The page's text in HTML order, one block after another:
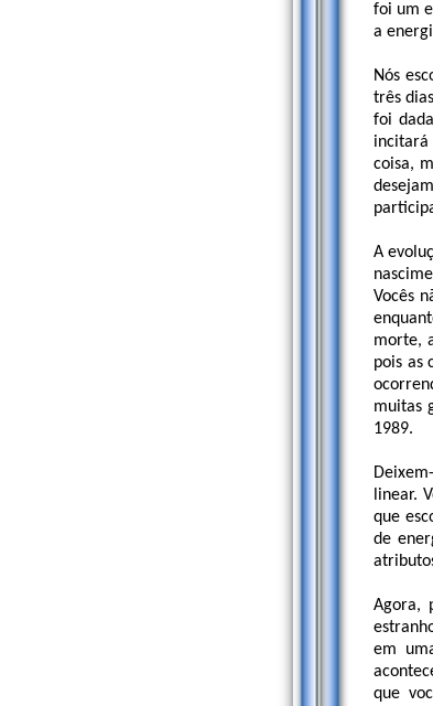
foi um
a
Nós
três
foi
incitará
coisa,
A
Vocês
morte,
pois as
muitas
1989.
linear.
que
de
Agora,
em
que